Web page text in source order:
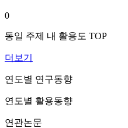
0
동일 주제 내 활용도 TOP
더보기
연도별 연구동향
연도별 활용동향
연관논문